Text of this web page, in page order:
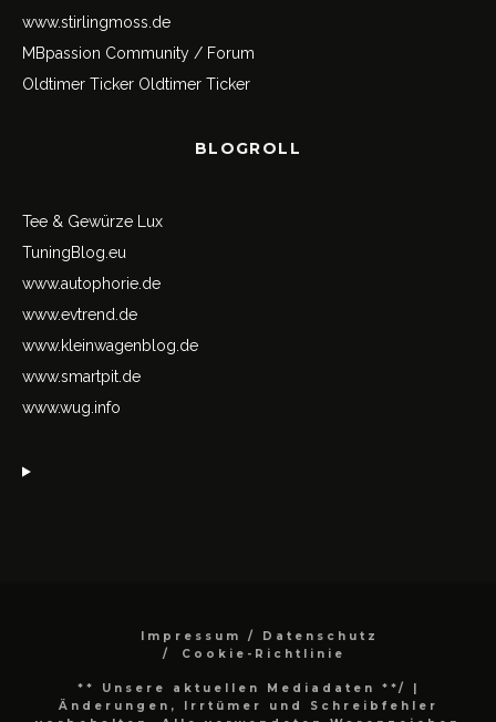
www.stirlingmoss.de
MBpassion Community / Forum
Oldtimer Ticker Oldtimer Ticker
BLOGROLL
Tee & Gewürze Lux
TuningBlog.eu
www.autophorie.de
www.evtrend.de
www.kleinwagenblog.de
www.smartpit.de
www.wug.info
Impressum / Datenschutz
Cookie-Richtlinie
** Unsere aktuellen Mediadaten **/
|
Änderungen, Irrtümer und Schreibfehler